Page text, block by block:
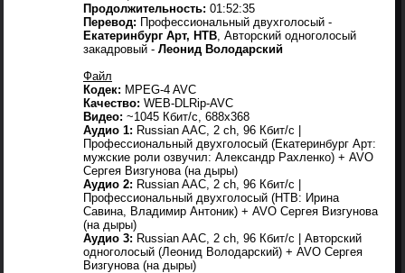
Продолжительность: 01:52:35
Перевод: Профессиональный двухголосый -
Екатеринбург Арт, НТВ, Авторский одноголосый
закадровый - Леонид Володарский
Файл
Кодек: MPEG-4 AVC
Качество: WEB-DLRip-AVC
Видео: ~1045 Кбит/с, 688x368
Аудио 1: Russian AАC, 2 ch, 96 Кбит/с |
Профессиональный двухголосый (Екатеринбург Арт:
мужские роли озвучил: Александр Рахленко) + AVO
Сергея Визгунова (на дыры)
Аудио 2: Russian AАC, 2 ch, 96 Кбит/с |
Профессиональный двухголосый (НТВ: Ирина
Савина, Владимир Антоник) + AVO Сергея Визгунова
(на дыры)
Аудио 3: Russian AАC, 2 ch, 96 Кбит/с | Авторский
одноголосый (Леонид Володарский) + AVO Сергея
Визгунова (на дыры)